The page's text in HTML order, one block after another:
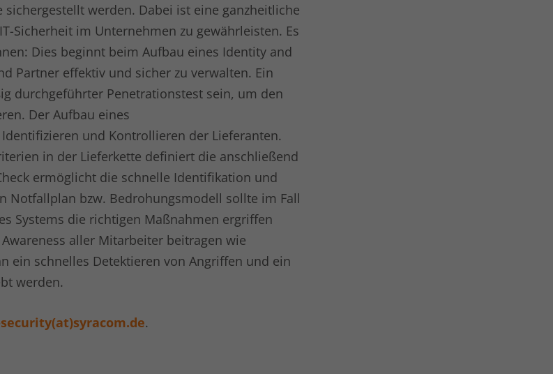
werden. Dabei ist eine ganzheitliche
Sicherheit im Unternehmen zu gewährleisten. Es
Dies beginnt beim Aufbau eines Identity and
Partner effektiv und sicher zu verwalten. Ein
durchgeführter Penetrationstest sein, um den
Der Aufbau eines
und Kontrollieren der Lieferanten.
in der Lieferkette definiert die anschließend
ermöglicht die schnelle Identifikation und
Notfallplan bzw. Bedrohungsmodell sollte im Fall
Systems die richtigen Maßnahmen ergriffen
aller Mitarbeiter beitragen wie
ein schnelles Detektieren von Angriffen und ein
werden.
.